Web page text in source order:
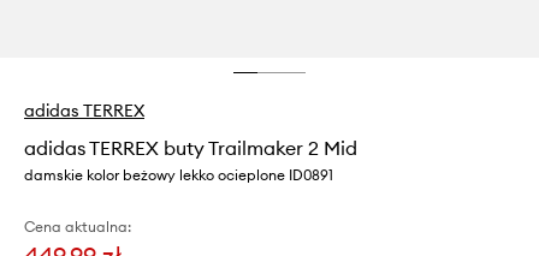
adidas TERREX
adidas TERREX buty Trailmaker 2 Mid
damskie kolor beżowy lekko ocieplone ID0891
Cena aktualna: